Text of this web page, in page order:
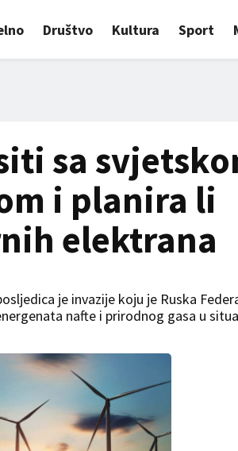
Društvo Kultura Sport
sa
i planira li
elektrana
je invazije koju je Ruska
nafte i prirodnog gasa u